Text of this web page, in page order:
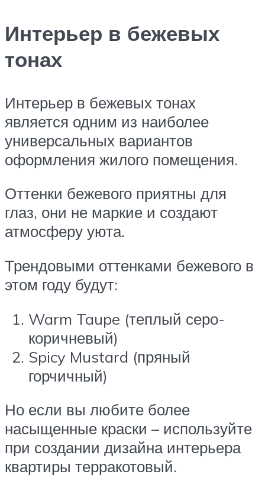
Интерьер в бежевых
тонах
Интерьер в бежевых тонах
является одним из наиболее
универсальных вариантов
оформления жилого помещения.
Оттенки бежевого приятны для
глаз, они не маркие и создают
атмосферу уюта.
Трендовыми оттенками бежевого в
этом году будут:
Warm Taupe (теплый серо-
коричневый)
Spicy Mustard (пряный
горчичный)
Но если вы любите более
насыщенные краски – используйте
при создании дизайна интерьера
квартиры терракотовый.